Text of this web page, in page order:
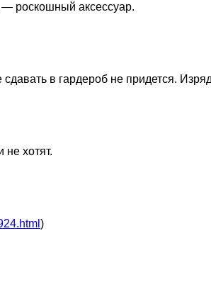
роскошный аксессуар.
сдавать в гардероб не придется.
хотят.
)